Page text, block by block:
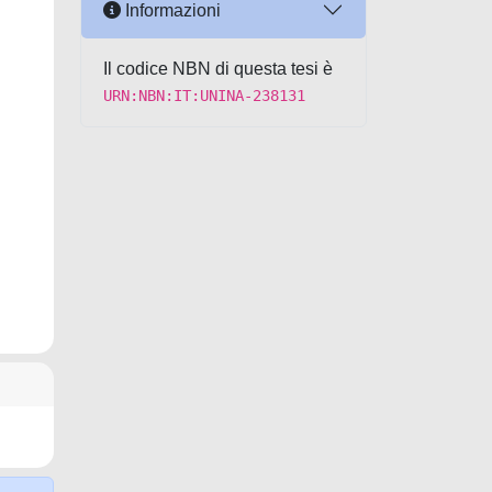
Informazioni
Il codice NBN di questa tesi è
URN:NBN:IT:UNINA-238131